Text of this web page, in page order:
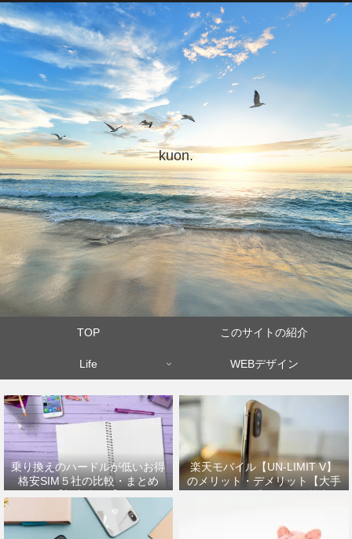
kuon.
TOP このサイトの紹介
Life WEBデザイン
乗り換えのハードルが低いお得
格安SIM５社の比較・まとめ
【初心者OK】
楽天モバイル【UN-LIMIT V】
のメリット・デメリット【大手